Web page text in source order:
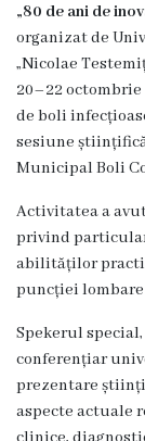
Secții
Unitatea
primiri
urgente
Secția
nr.
Secția
nr.
„80 de ani de
organizat de
„Nicolae
20–22
de boli
sesiune
Municipal Boli
Activitatea a
privind
abilităților
puncției
Spekerul
conferențiar
prezentare
aspecte actuale